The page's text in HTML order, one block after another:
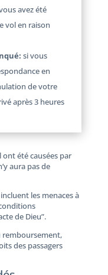
avez été
vol en raison
si vous
en
de votre
après 3 heures
été causées par
aura pas de
les menaces à
de Dieu”.
remboursement,
des passagers